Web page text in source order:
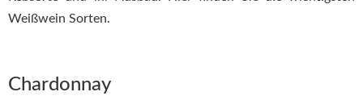
Weißwein Sorten.
Chardonnay